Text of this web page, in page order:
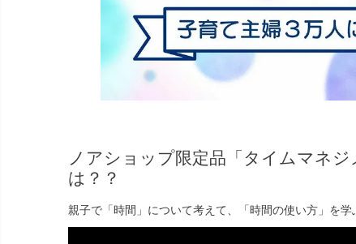
ノアショップ限定品「タイムマネジ
は？？
親子で「時間」について考えて、「時間の使い方」を学